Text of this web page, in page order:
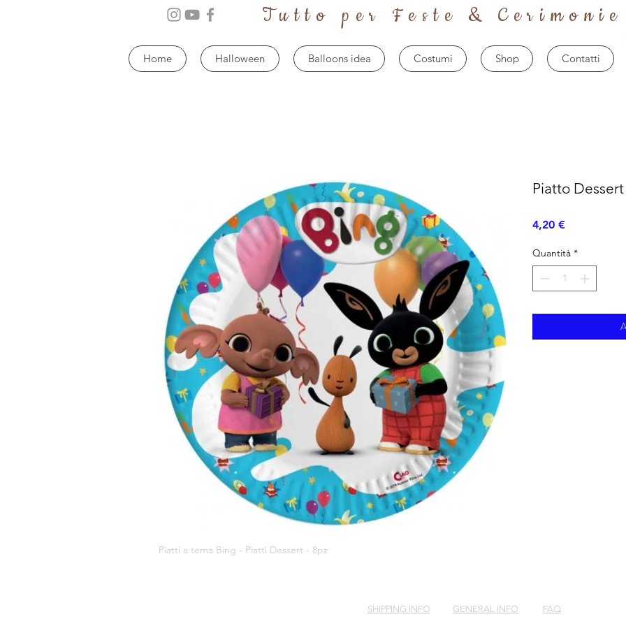
Tutto per Feste & Cerimonie
Home Halloween Balloons idea Costumi Shop Contatti
Piatti a tema Bing - Piatti Dessert - 8pz
Piatto
4,20 €Prezzo
Quantità *
SHIPPING INFO GENERAL INFO FAQ